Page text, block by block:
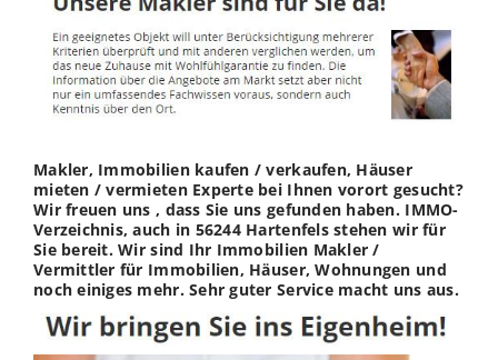
Makler, Immobilien kaufen / verkaufen, Häuser
mieten / vermieten Experte bei Ihnen vorort gesucht?
Wir freuen uns , dass Sie uns gefunden haben. IMMO-
Verzeichnis, auch in 56244 Hartenfels stehen wir für
Sie bereit. Wir sind Ihr Immobilien Makler /
Vermittler für Immobilien, Häuser, Wohnungen und
noch einiges mehr. Sehr guter Service macht uns aus.